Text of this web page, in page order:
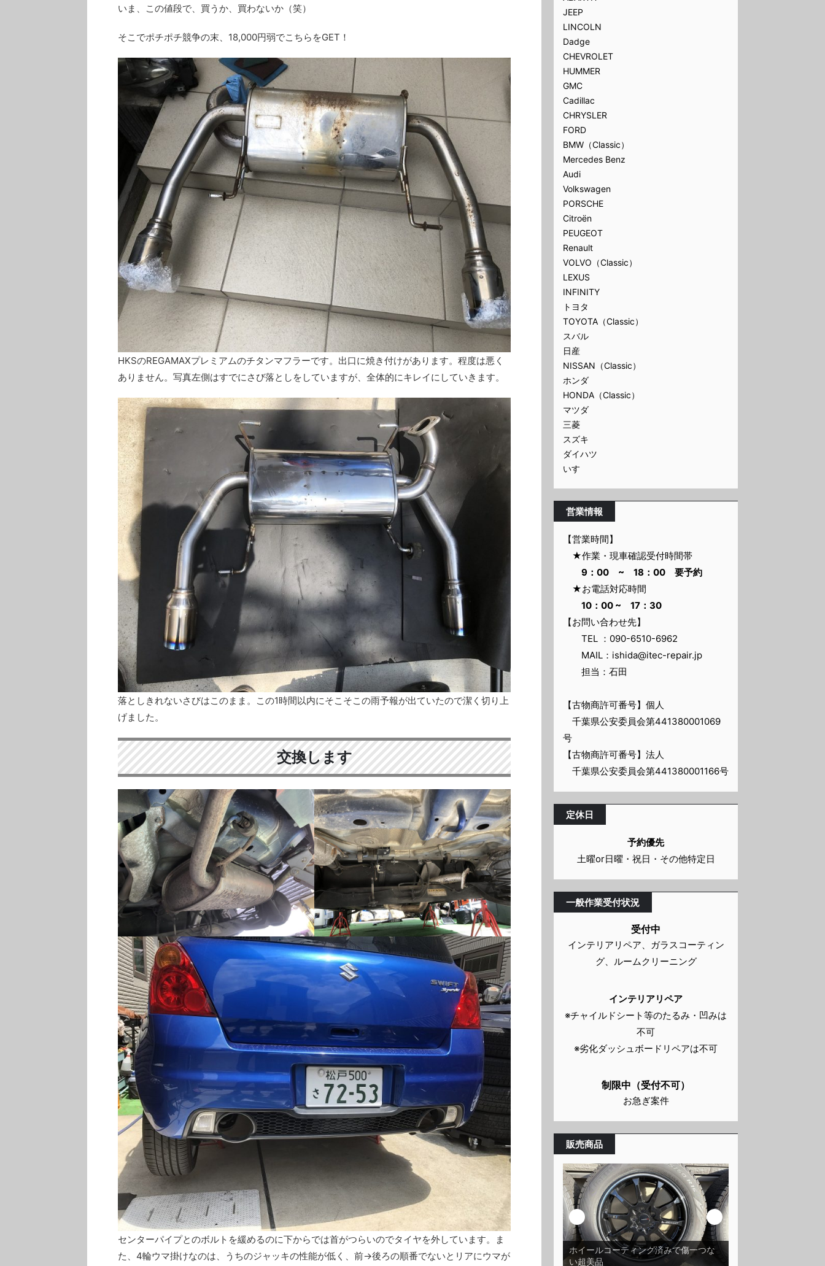
いま、この値段で、買うか、買わないか（笑）
そこでポチポチ競争の末、18,000円弱でこちらをGET！
HKSのREGAMAXプレミアムのチタンマフラーです。出口に焼き付けがあります。程度は悪く
ありません。写真左側はすでにさび落としをしていますが、全体的にキレイにしていきます。
落としきれないさびはこのまま。この1時間以内にそこそこの雨予報が出ていたので潔く切り上
げました。
交換します
センターパイプとのボルトを緩めるのに下からでは首がつらいのでタイヤを外しています。ま
た、4輪ウマ掛けなのは、うちのジャッキの性能が低く、前→後ろの順番でないとリアにウマが
JEEP
LINCOLN
Dadge
CHEVROLET
HUMMER
GMC
Cadillac
CHRYSLER
FORD
BMW（Classic）
Mercedes Benz
Audi
Volkswagen
PORSCHE
Citroën
PEUGEOT
Renault
VOLVO（Classic）
LEXUS
INFINITY
トヨタ
TOYOTA（Classic）
スバル
日産
NISSAN（Classic）
ホンダ
HONDA（Classic）
マツダ
三菱
スズキ
ダイハツ
いすゞ
営業情報
【営業時間】
★作業・現車確認受付時間帯
9：00 ~ 18：00 要予約
★お電話対応時間
10：00 ~ 17：30
【お問い合わせ先】
TEL ：090-6510-6962
MAIL：ishida@itec-repair.jp
担当：石田
【古物商許可番号】個人
千葉県公安委員会第441380001069
号
【古物商許可番号】法人
千葉県公安委員会第441380001166号
定休日
予約優先
土曜or日曜・祝日・その他特定日
一般作業受付状況
受付中
インテリアリペア、ガラスコーティン
グ、ルームクリーニング
インテリアリペア
※チャイルドシート等のたるみ・凹みは
不可
※劣化ダッシュボードリペアは不可
制限中（受付不可）
お急ぎ案件
販売商品
ピレリのスタッドレスタイヤはバリ山
スバル エクシーガで使用できるスタッ
ドレスタイヤセット
ホイールコーティング済みで傷一つな
い超美品
ピレリのスタッドレスタイヤはバリ山
です